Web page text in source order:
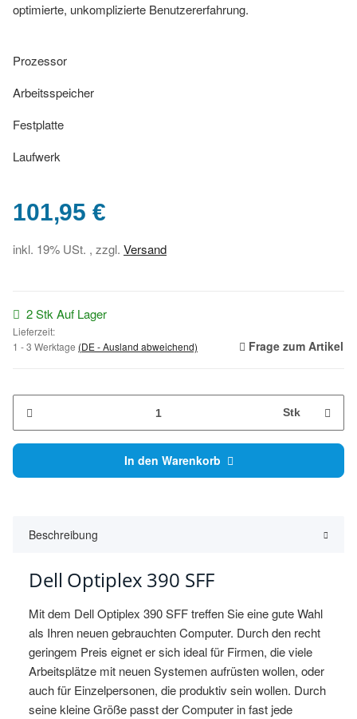
optimierte, unkomplizierte Benutzererfahrung.
Prozessor
Arbeitsspeicher
Festplatte
Laufwerk
101,95 €
inkl. 19% USt. , zzgl. Versand
2 Stk Auf Lager
Lieferzeit:
1 - 3 Werktage (DE - Ausland abweichend) Frage zum Artikel
Stk
In den Warenkorb
Beschreibung
Dell Optiplex 390 SFF
Mit dem Dell Optiplex 390 SFF treffen Sie eine gute Wahl
als Ihren neuen gebrauchten Computer. Durch den recht
geringem Preis eignet er sich ideal für Firmen, die viele
Arbeitsplätze mit neuen Systemen aufrüsten wollen, oder
auch für Einzelpersonen, die produktiv sein wollen. Durch
seine kleine Größe passt der Computer in fast jede